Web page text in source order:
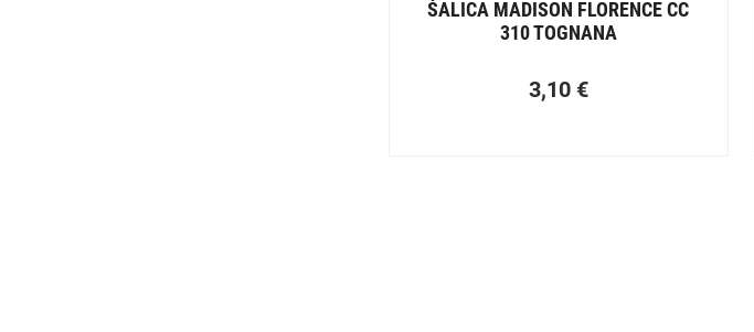
ŠALICA MADISON FLORENCE CC
310 TOGNANA
3,10 €